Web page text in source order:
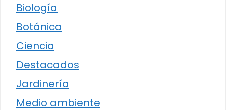
Biología
Botánica
Ciencia
Destacados
Jardinería
Medio ambiente